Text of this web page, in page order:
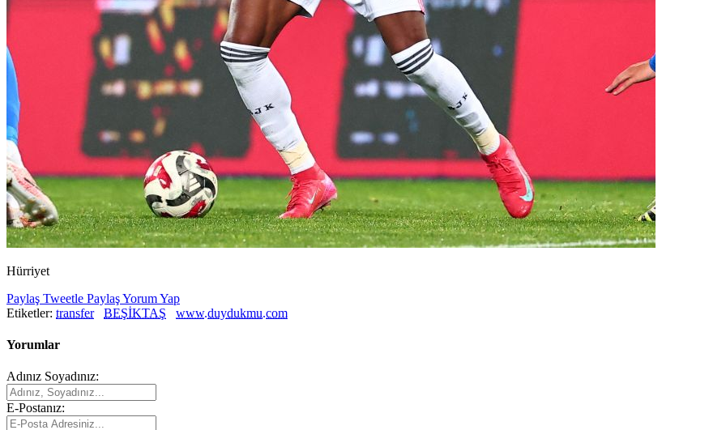
Hürriyet
Paylaş Tweetle PaylaşYorum Yap
Etiketler: transfer BEŞİKTAŞ www.duydukmu.com
Yorumlar
Adınız Soyadınız:
E-Postanız: